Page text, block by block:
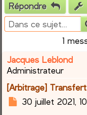
Répondre
1
Jacques Leblond
Administrateur
[Arbitrage]
M
30 juillet 2021,